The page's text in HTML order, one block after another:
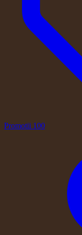
Promotii 100